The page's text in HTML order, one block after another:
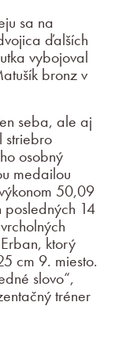
sa na
ďalších
vybojoval
bronz v
seba, ale aj
striebro
osobný
medailou
50,09
posledných 14
ktorý
cm 9. miesto.
slovo“,
tréner